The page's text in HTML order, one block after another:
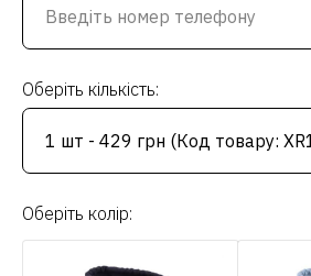
Оберіть кількість:
Оберіть колір: